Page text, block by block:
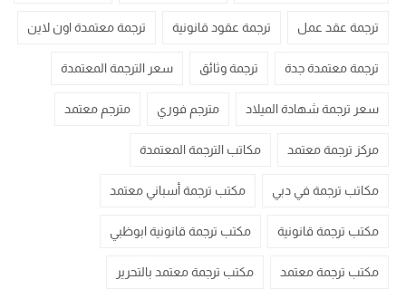
ترجمة عقد عمل ترجمة عقود قانونية ترجمة معتمدة اون لاين
ترجمة معتمدة جدة ترجمة وثائق سعر الترجمة المعتمدة
سعر ترجمة شهادة الميلاد مترجم فوري مترجم معتمد
مركز ترجمة معتمد مكاتب الترجمة المعتمدة
مكاتب ترجمة في دبي مكتب ترجمة أسباني معتمد
مكتب ترجمة قانونية مكتب ترجمة قانونية ابوظبي
مكتب ترجمة معتمد مكتب ترجمة معتمد بالتحرير